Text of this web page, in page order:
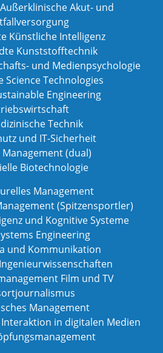
Akut- und
Künstliche Intelligenz
Kunststofftechnik
und Medienpsychologie
Science Technologies
Engineering
Technik
und IT-Sicherheit
Management (dual)
Biotechnologie
Management
(Spitzensportler)
und Kognitive Systeme
Engineering
und Kommunikation
Film und TV
Management
in digitalen Medien